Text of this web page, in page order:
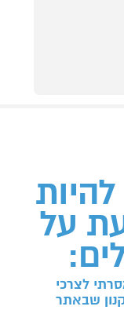
על
לצרכי
שבאתר